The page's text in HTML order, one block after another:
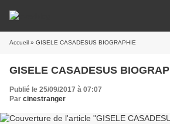
Accueil » GISELE CASADESUS BIOGRAPHIE
GISELE CASADESUS
Publié le 25/09/2017 à 07:07
Par cinestranger